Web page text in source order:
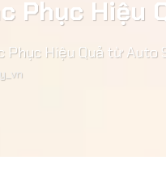
Phục
Phục Hiệu Quả từ Auto